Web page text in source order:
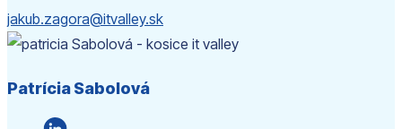
jakub.zagora@itvalley.sk
Patrícia Sabolová